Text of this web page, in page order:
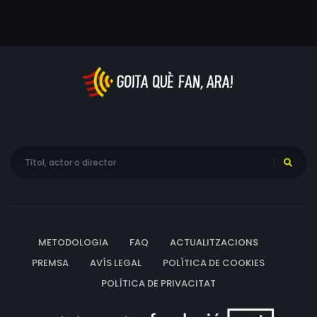
l’emprenedoria i la innovació, el complex problema de
l’habitatge, la necessària sostenibilitat i l’ineludible repte
METODOLOGIA FAQ
ACTUALITZACIONS
PREMSA
AVÍS LEGAL
POLÍTICA DE COOKIES
POLÍTICA DE PRIVACITAT